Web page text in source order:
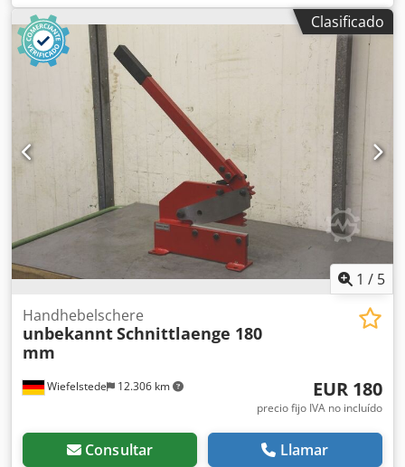
Mubea, tijeras para cortar láminas y barras redondas -
Longitud de la cuchilla: 200 mm -Barra redonda: hasta
aproximadamente 20 mm -Perfil rectangular: hasta
aproximadamente 19 x 19 mm -Brazo de palanca: con
transmisión de cremallera -Dimensiones totales:
455/170/A1540 mm -Dimensiones para el transporte:
1230/170/A440 mm -Peso: 49 kg
Clasificado
1 / 5
Wiefelstede 12.306 km
Handhebelschere
unbekanntSchnittlaenge 180
mm
EUR 180
precio fijo IVA no incluído
Consultar Llamar